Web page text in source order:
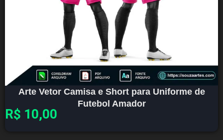
Arte Vetor Camisa e Short para Uniforme de
Futebol Amador
R$ 10,00